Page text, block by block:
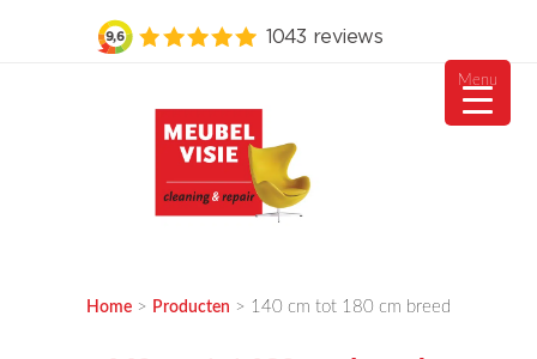
Home > Producten > 140 cm tot 180 cm breed
Menu